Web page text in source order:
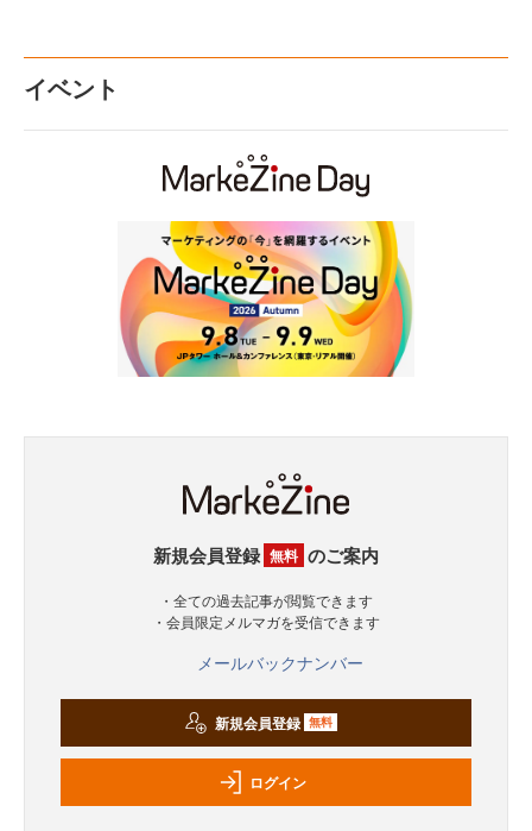
イベント
新規会員登録 無料 のご案内
・全ての過去記事が閲覧できます
・会員限定メルマガを受信できます
メールバックナンバー
新規会員登録 無料
ログイン